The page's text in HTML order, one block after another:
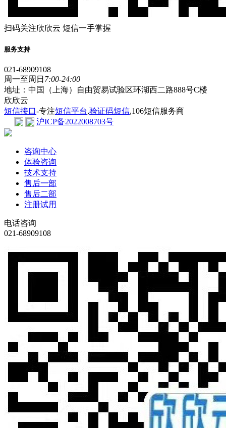
扫码关注欣欣云 短信一手掌握
服务支持
021-68909108
周一至周日 7:00-24:00
地址：中国（上海）自由贸易试验区环湖西二路888号C楼
欣欣云
短信接口-专注短信平台,验证码短信,106短信服务商
沪ICP备2022008703号
咨询中心
体验咨询
技术支持
售后一部
售后二部
注册试用
电话咨询
021-68909108